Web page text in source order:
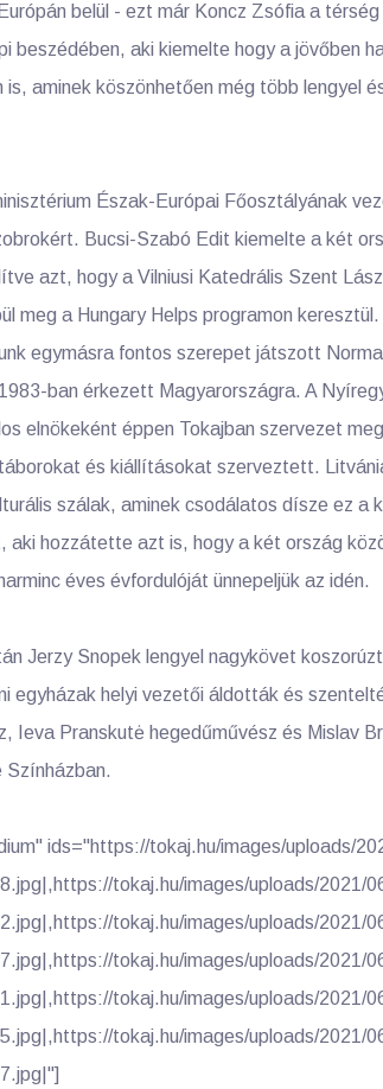
belül - ezt már Koncz Zsófia a
beszédében, aki kiemelte hogy a jövőben
aminek köszönhetően még több lengyel
Észak-Európai Főosztályának
Bucsi-Szabó Edit kiemelte a két
azt, hogy a Vilniusi Katedrális Szent
meg a Hungary Helps programon keresztül.
egymásra fontos szerepet játszott
ban érkezett Magyarországra. A
elnökeként éppen Tokajban szervezet
és kiállításokat szerveztett.
szálak, aminek csodálatos dísze ez a
aki hozzátette azt is, hogy a két ország
éves évfordulóját ünnepeljük az idén.
Jerzy Snopek lengyel nagykövet
egyházak helyi vezetői áldották és
Ieva Pranskutė hegedűművész és Mislav
Színházban.
ids="https://tokaj.hu/images/uploads/
tokaj.hu/images/uploads/2021/
tokaj.hu/images/uploads/2021/
tokaj.hu/images/uploads/2021/
tokaj.hu/images/uploads/2021/
tokaj.hu/images/uploads/2021/